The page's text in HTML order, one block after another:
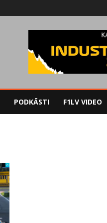
PODKĀSTI F1LV VIDEO